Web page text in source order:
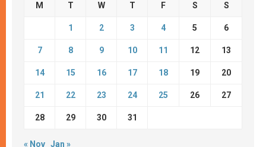
M T W T F S S
1 2 3 4 5 6
7 8 9 10 11 12 13
14 15 16 17 18 19 20
21 22 23 24 25 26 27
28 29 30 31
« Nov Jan »